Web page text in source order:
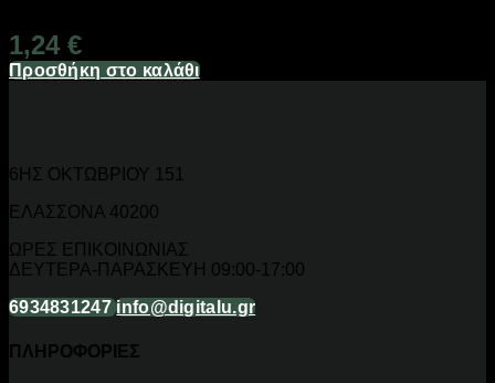
1,24 €
Προσθήκη στο καλάθι
6ΗΣ ΟΚΤΩΒΡΙΟΥ 151
ΕΛΑΣΣΟΝΑ 40200
ΩΡΕΣ ΕΠΙΚΟΙΝΩΝΙΑΣ
ΔΕΥΤΕΡΑ-ΠΑΡΑΣΚΕΥΗ 09:00-17:00
6934831247 info@digitalu.gr
ΠΛΗΡΟΦΟΡΙΕΣ